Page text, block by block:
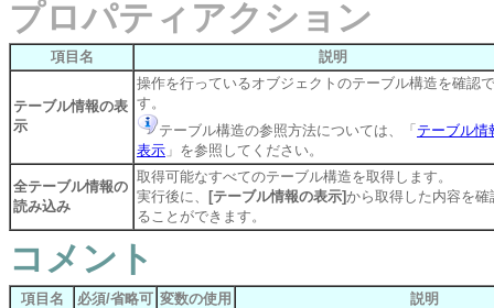
プロパティアクション
項目名 説明
テーブル情報の表
示
操作を行っているオブジェクトのテーブル構造を確認
す。
テーブル構造の参照方法については、「 テーブル情
表示 」を参照してください。
全テーブル情報の
読み込み
取得可能なすべてのテーブル構造を取得します。
実行後に、
[テーブル情報の表示]から取得した内容を確
ることができます。
コメント
項目名 必須/省略可 変数の使用 説明